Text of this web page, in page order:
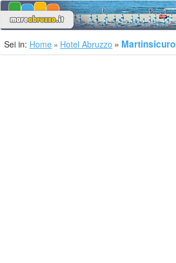
Sei in: Home Hotel Abruzzo Martinsicuro